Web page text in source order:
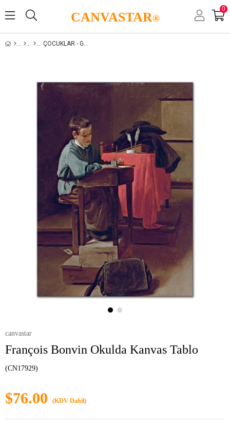
CANVASTAR®
0
ÇOCUKLAR - GENÇLIK
canvastar
François Bonvin Okulda Kanvas Tablo
(CN17929)
$76.00 (KDV Dahil)